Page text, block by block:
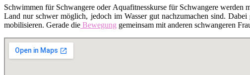
Schwimmen für Schwangere oder Aquafitnesskurse für Schwangere werden
Land nur schwer möglich, jedoch im Wasser gut nachzumachen sind.
mobilisieren. Gerade die Bewegung gemeinsam mit anderen schwangeren